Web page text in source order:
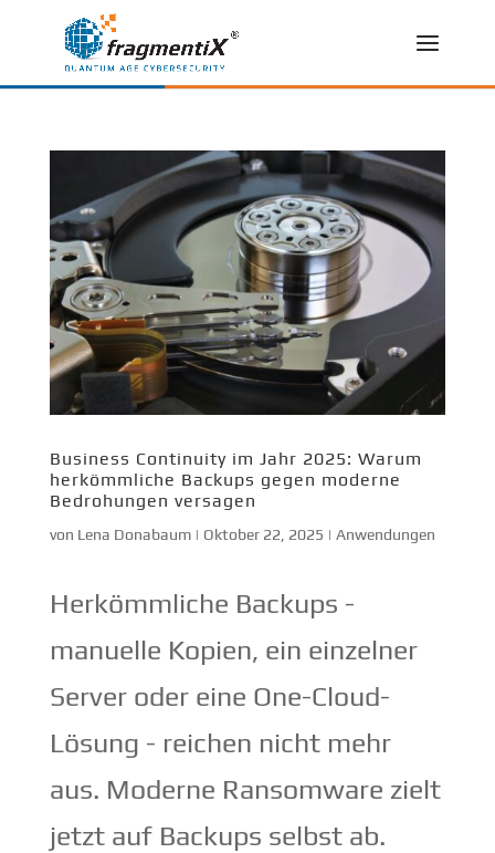
Business Continuity im Jahr 2025: Warum
herkömmliche Backups gegen moderne
Bedrohungen versagen
von Lena Donabaum| Oktober 22, 2025 | Anwendungen
Herkömmliche Backups -
manuelle Kopien, ein einzelner
Server oder eine One-Cloud-
Lösung - reichen nicht mehr
aus. Moderne Ransomware zielt
jetzt auf Backups selbst ab.